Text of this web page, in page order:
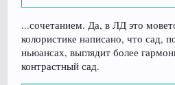
...сочетанием. Да, в ЛД это
колористике написано, что сад,
ньюансах, выглядит более
контрастный сад.